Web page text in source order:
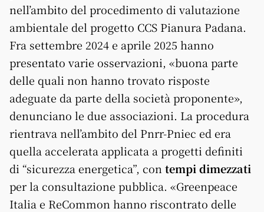
nell’ambito del procedimento di valutazione
ambientale del progetto CCS Pianura Padana.
Fra settembre 2024 e aprile 2025 hanno
presentato varie osservazioni, «buona parte
delle quali non hanno trovato risposte
adeguate da parte della società proponente»,
denunciano le due associazioni. La procedura
rientrava nell’ambito del Pnrr-Pniec ed era
quella accelerata applicata a progetti definiti
di “sicurezza energetica”, con tempi dimezzati
per la consultazione pubblica. «Greenpeace
Italia e ReCommon hanno riscontrato delle